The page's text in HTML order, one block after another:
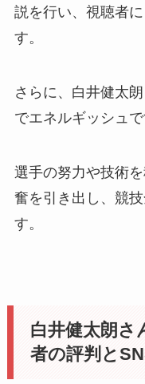
説を行い、視聴者
す。
さらに、白井健太
でエネルギッシュで
選手の努力や技術
奮を引き出し、競
す。
白井健太朗さ
者の評判と